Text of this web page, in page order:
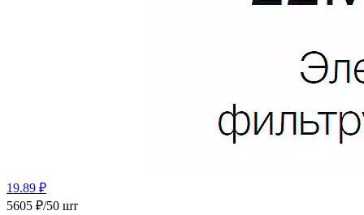
19.89 ₽
5605 ₽/50 шт